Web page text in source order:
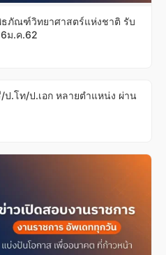
ธภัณฑ์วิทยาศาสตร์แห่งชาติ รับ
ม.ค.62
.โท/ป.เอก หลายตำแหน่ง ผ่าน